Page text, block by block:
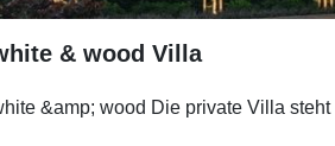
& wood Villa
&amp; wood Die private Villa